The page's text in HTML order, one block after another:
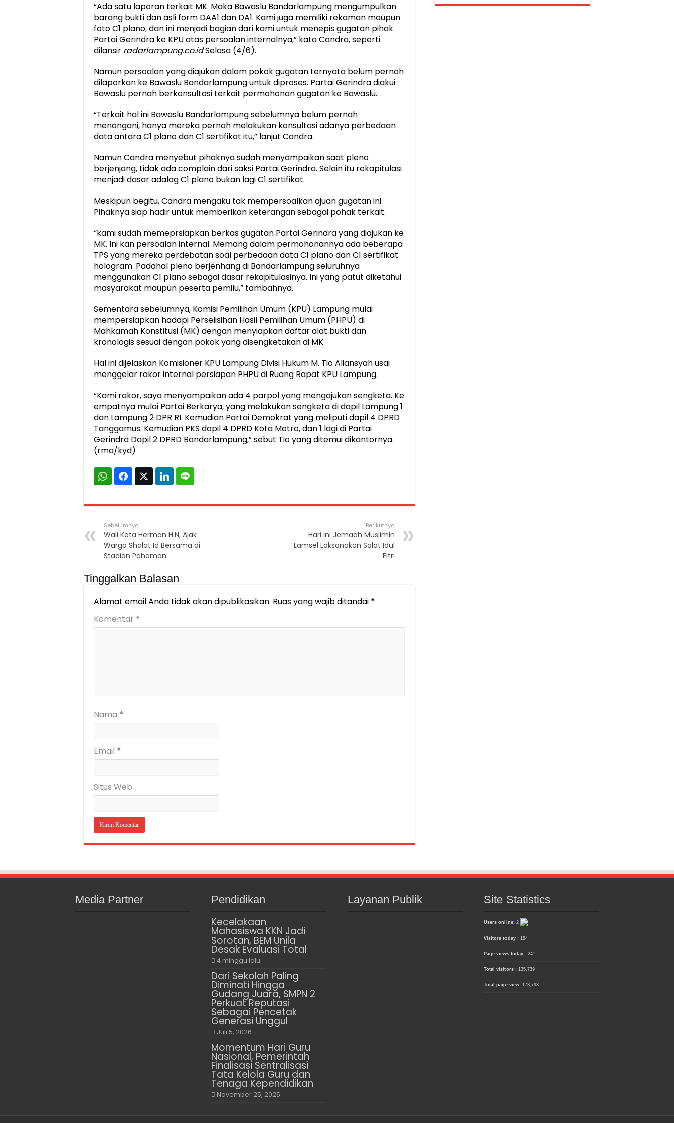
“Ada satu laporan terkait MK. Maka Bawaslu Bandarlampung mengumpulkan
barang bukti dan asli form DAA1 dan DA1. Kami juga memiliki rekaman maupun
foto C1 plano, dan ini menjadi bagian dari kami untuk menepis gugatan pihak
Partai Gerindra ke KPU atas persoalan internalnya,” kata Candra, seperti
dilansir radarlampung.co.idSelasa (4/6).
Namun persoalan yang diajukan dalam pokok gugatan ternyata belum pernah
dilaporkan ke Bawaslu Bandarlampung untuk diproses. Partai Gerindra diakui
Bawaslu pernah berkonsultasi terkait permohonan gugatan ke Bawaslu.
“Terkait hal ini Bawaslu Bandarlampung sebelumnya belum pernah
menangani, hanya mereka pernah melakukan konsultasi adanya perbedaan
data antara C1 plano dan C1 sertifikat itu,” lanjut Candra.
Namun Candra menyebut pihaknya sudah menyampaikan saat pleno
berjenjang, tidak ada complain dari saksi Partai Gerindra. Selain itu rekapitulasi
menjadi dasar adalag C1 plano bukan lagi C1 sertifikat.
Meskipun begitu, Candra mengaku tak mempersoalkan ajuan gugatan ini.
Pihaknya siap hadir untuk memberikan keterangan sebagai pohak terkait.
“kami sudah memeprsiapkan berkas gugatan Partai Gerindra yang diajukan ke
MK. Ini kan persoalan internal. Memang dalam permohonannya ada beberapa
TPS yang mereka perdebatan soal perbedaan data C1 plano dan C1 sertifikat
hologram. Padahal pleno berjenhang di Bandarlampung seluruhnya
menggunakan C1 plano sebagai dasar rekapitulasinya. Ini yang patut diketahui
masyarakat maupun peserta pemilu,” tambahnya.
Sementara sebelumnya, Komisi Pemilihan Umum (KPU) Lampung mulai
mempersiapkan hadapi Perselisihan Hasil Pemilihan Umum (PHPU) di
Mahkamah Konstitusi (MK) dengan menyiapkan daftar alat bukti dan
kronologis sesuai dengan pokok yang disengketakan di MK.
Hal ini dijelaskan Komisioner KPU Lampung Divisi Hukum M. Tio Aliansyah usai
menggelar rakor internal persiapan PHPU di Ruang Rapat KPU Lampung.
“Kami rakor, saya menyampaikan ada 4 parpol yang mengajukan sengketa. Ke
empatnya mulai Partai Berkarya, yang melakukan sengketa di dapil Lampung 1
dan Lampung 2 DPR RI. Kemudian Partai Demokrat yang meliputi dapil 4 DPRD
Tanggamus. Kemudian PKS dapil 4 DPRD Kota Metro, dan 1 lagi di Partai
Gerindra Dapil 2 DPRD Bandarlampung,” sebut Tio yang ditemui dikantornya.
(rma/kyd)
Sebelumnya
Wali Kota Herman H.N, Ajak
Warga Shalat Id Bersama di
Stadion Pahoman
Berikutnya
Hari Ini Jemaah Muslimin
Lamsel Laksanakan Salat Idul
Fitri
Tinggalkan Balasan
Alamat email Anda tidak akan dipublikasikan. Ruas yang wajib ditandai *
Komentar *
Nama *
Email *
Situs Web
Media Partner Pendidikan
Kecelakaan
Mahasiswa KKN Jadi
Sorotan, BEM Unila
Desak Evaluasi Total
4 minggu lalu
Dari Sekolah Paling
Diminati Hingga
Gudang Juara, SMPN 2
Perkuat Reputasi
Sebagai Pencetak
Generasi Unggul
Juli 5, 2026
Momentum Hari Guru
Nasional, Pemerintah
Finalisasi Sentralisasi
Tata Kelola Guru dan
Tenaga Kependidikan
November 25, 2025
Layanan Publik Site Statistics
Users online: 2
Visitors today : 184
Page views today : 241
Total visitors : 135,739
Total page view: 173,793